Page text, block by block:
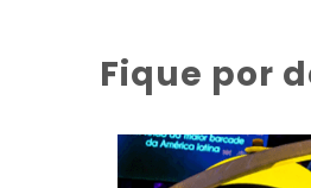
Fique por